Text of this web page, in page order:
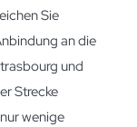
Sie
an die
und
Strecke
wenige